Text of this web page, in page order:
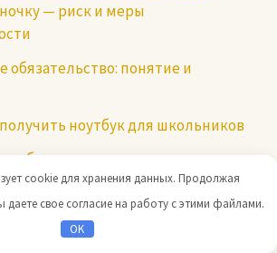
— риск и меры
обязательство: понятие и
ноутбук для школьников
обнаружат температуру
основные навыки и знания
должности по
cookie для хранения данных. Продолжая
даете свое согласие на работу с этими файлами.
OK